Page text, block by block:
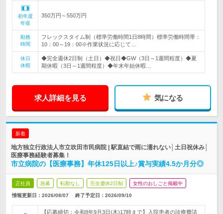
初年度
年収
350万円～550万円
勤務
時間
フレックスタイム制（標準労働時間1日8時間）標準労働時間帯：
10：00～19：00※作業状況に応じて…
休日
休暇
◆完全週休2日制（土日）◆祝日◆GW（3日～1週間程度）◆夏
期休暇（3日～1週間程度）◆年末年始休暇…
求人詳細を見る 気になる
新着
地方独立行政法人市立吹田市民病院 | 駅直結で雨に濡れない│土日祝休み│
医療事務経験者募集！
市立病院の【医療事務】年休125日以上♪賞与実績4.5か月分◎
正社員 急募 転勤なし 完全週休2日制 女性のおしごと掲載中
情報更新日：2026/08/07 終了予定日： 2026/09/10
【応募締切：令和8年9月3日(木)17時まで】入院患者の診療費請